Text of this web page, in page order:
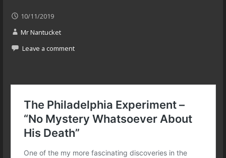
10/11/2019
Mr Nantucket
Leave a comment